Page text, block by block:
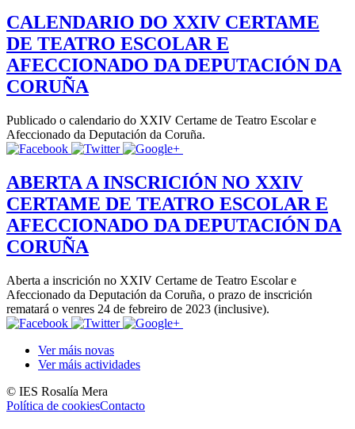
CALENDARIO DO XXIV CERTAME
DE TEATRO ESCOLAR E
AFECCIONADO DA DEPUTACIÓN DA
CORUÑA
Publicado o calendario do XXIV Certame de Teatro Escolar e
Afeccionado da Deputación da Coruña.
ABERTA A INSCRICIÓN NO XXIV
CERTAME DE TEATRO ESCOLAR E
AFECCIONADO DA DEPUTACIÓN DA
CORUÑA
Aberta a inscrición no XXIV Certame de Teatro Escolar e
Afeccionado da Deputación da Coruña, o prazo de inscrición
rematará o venres 24 de febreiro de 2023 (inclusive).
Ver máis novas
Ver máis actividades
© IES Rosalía Mera
Política de cookiesContacto